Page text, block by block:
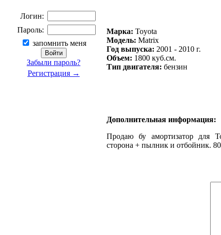
Логин:
Пароль:
запомнить меня
Забыли пароль?
Регистрация →
Марка: Toyota
Модель: Matrix
Год выпуска: 2001 - 2010 г.
Объем: 1800 куб.см.
Тип двигателя: бензин
Дополнительная информация:
Продаю бу амортизатор для
сторона + пылник и отбойник.